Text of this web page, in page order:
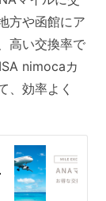
方や函館にア
高い交換率で
nimocaカ
、効率よく